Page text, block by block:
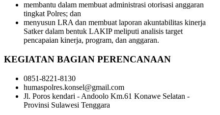
membantu dalam membuat administrasi otorisasi anggaran
tingkat Polres; dan
menyusun LRA dan membuat laporan akuntabilitas kinerja
Satker dalam bentuk LAKIP meliputi analisis target
pencapaian kinerja, program, dan anggaran.
KEGIATAN BAGIAN PERENCANAAN
0851-8221-8130
humaspolres.konsel@gmail.com
Jl. Poros kendari - Andoolo Km.61 Konawe Selatan -
Provinsi Sulawesi Tenggara